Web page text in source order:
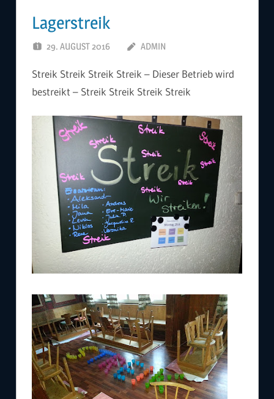
Lagerstreik
29. AUGUST 2016 ADMIN
Streik Streik Streik Streik – Dieser Betrieb wird
bestreikt – Streik Streik Streik Streik